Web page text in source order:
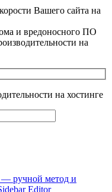
Вашего сайта на
и вредоносного ПО
на
на хостинге
— ручной метод и
Editor